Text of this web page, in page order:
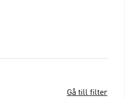
Gå till filter